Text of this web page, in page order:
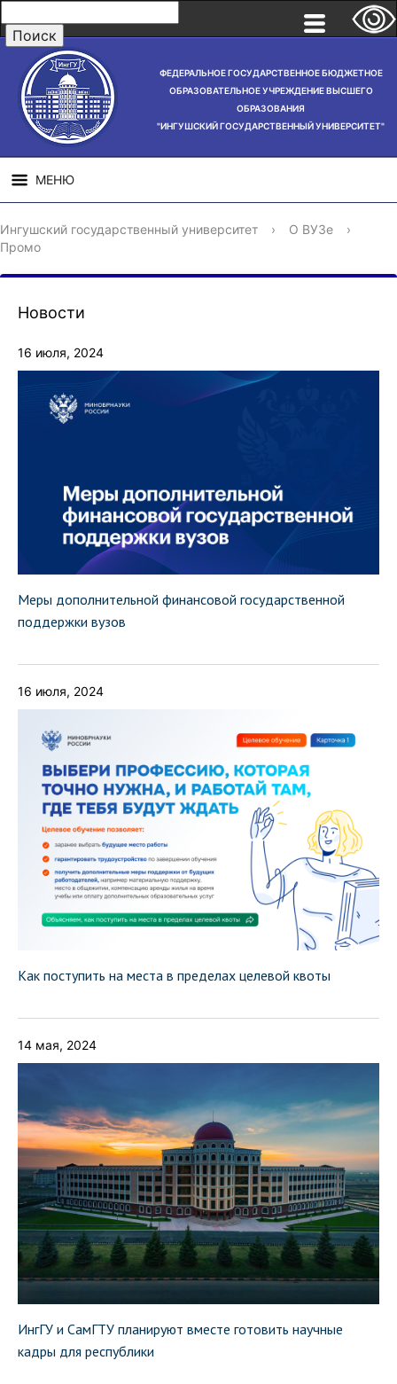
ФЕДЕРАЛЬНОЕ ГОСУДАРСТВЕННОЕ БЮДЖЕТНОЕ
ОБРАЗОВАТЕЛЬНОЕ УЧРЕЖДЕНИЕ ВЫСШЕГО
ОБРАЗОВАНИЯ
"ИНГУШСКИЙ ГОСУДАРСТВЕННЫЙ УНИВЕРСИТЕТ"
МЕНЮ
СВЕДЕНИЯ ОБ
ОБРАЗОВАТЕЛЬНОЙ
НАУЧНАЯ
ДЕЯТЕЛЬНОСТЬ
Ингушский государственный университет › О ВУЗе
›
Промо
Новости
16 июля, 2024
Меры дополнительной финансовой государственной
поддержки вузов
16 июля, 2024
Как поступить на места в пределах целевой квоты
14 мая, 2024
ИнгГУ и СамГТУ планируют вместе готовить научные
кадры для республики